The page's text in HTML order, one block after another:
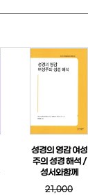
성경의 영감 여성
주의 성경 해석 /
성서와함께
21,000